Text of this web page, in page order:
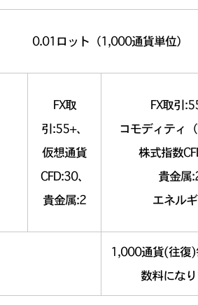
0.01ロット（1,000通貨単位）
FX取
引:55+、
仮想通貨
CFD:30、
貴金属:2
FX取引
コモディティ（
株式指数
貴金属:2
エネル
1,000通貨(往復
数料になり